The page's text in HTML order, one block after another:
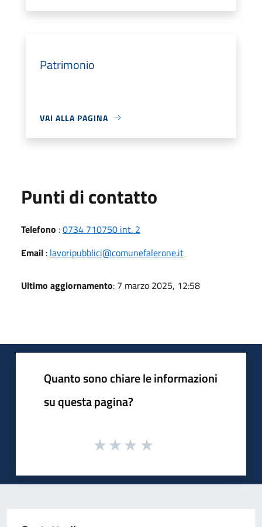
Patrimonio
VAI ALLA PAGINA
Punti di contatto
Telefono :0734 710750 int. 2
Email : lavoripubblici@comunefalerone.it
Ultimo aggiornamento: 7 marzo 2025, 12:58
Quanto sono chiare le informazioni
su questa pagina?